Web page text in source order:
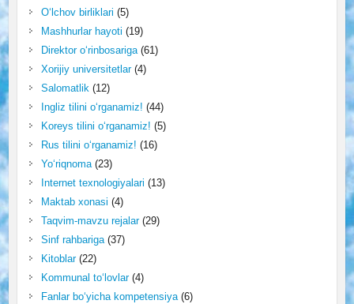
O‘lchov birliklari (5)
Mashhurlar hayoti (19)
Direktor o‘rinbosariga(61)
Xorijiy universitetlar(4)
Salomatlik(12)
Ingliz tilini o‘rganamiz! (44)
Koreys tilini o‘rganamiz! (5)
Rus tilini o‘rganamiz! (16)
Yo‘riqnoma(23)
Internet texnologiyalari (13)
Maktab xonasi (4)
Taqvim-mavzu rejalar(29)
Sinf rahbariga(37)
Kitoblar(22)
Kommunal to‘lovlar(4)
Fanlar bo‘yicha kompetensiya(6)